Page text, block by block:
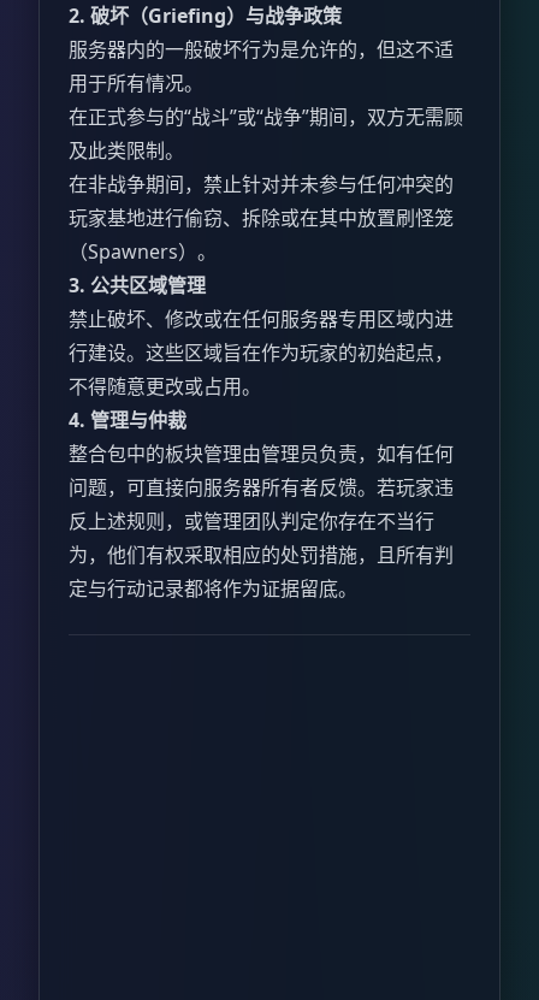
2. 破坏（Griefing）与战争政策
服务器内的一般破坏行为是允许的，但这不适
用于所有情况。
在正式参与的“战斗”或“战争”期间，双方无需顾
及此类限制。
在非战争期间，禁止针对并未参与任何冲突的
玩家基地进行偷窃、拆除或在其中放置刷怪笼
（Spawners）。
3. 公共区域管理
禁止破坏、修改或在任何服务器专用区域内进
行建设。这些区域旨在作为玩家的初始起点，
不得随意更改或占用。
4. 管理与仲裁
整合包中的板块管理由管理员负责，如有任何
问题，可直接向服务器所有者反馈。若玩家违
反上述规则，或管理团队判定你存在不当行
为，他们有权采取相应的处罚措施，且所有判
定与行动记录都将作为证据留底。